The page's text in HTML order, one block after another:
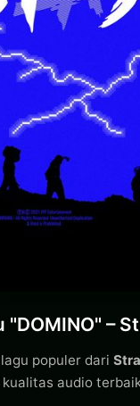
"DOMINO" –
populer dari
audio